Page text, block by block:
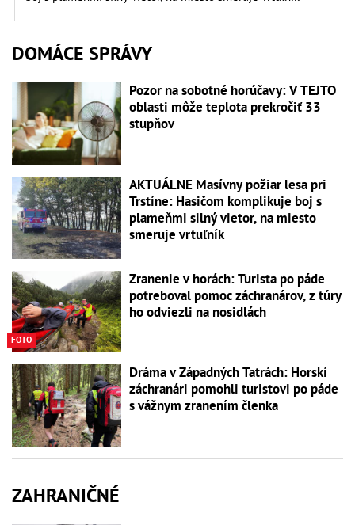
DOMÁCE SPRÁVY
Pozor na sobotné horúčavy: V TEJTO
oblasti môže teplota prekročiť 33
stupňov
AKTUÁLNE Masívny požiar lesa pri
Trstíne: Hasičom komplikuje boj s
plameňmi silný vietor, na miesto
smeruje vrtuľník
FOTO
Zranenie v horách: Turista po páde
potreboval pomoc záchranárov, z túry
ho odviezli na nosidlách
Dráma v Západných Tatrách: Horskí
záchranári pomohli turistovi po páde
s vážnym zranením členka
ZAHRANIČNÉ